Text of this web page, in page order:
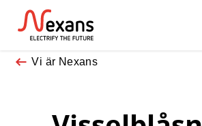
Vi är Nexans